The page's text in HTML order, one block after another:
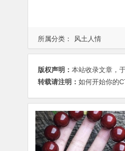
所属分类： 风土人情
版权声明： 本站收录文章，
转载请注明： 如何开始你的